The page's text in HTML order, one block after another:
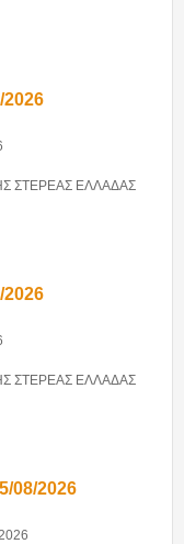
ΣΤΕΡΕΑΣ ΕΛΛΑΔΑΣ
ΣΤΕΡΕΑΣ ΕΛΛΑΔΑΣ
08/2026